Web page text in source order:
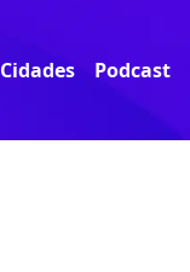
Cidades Podcast